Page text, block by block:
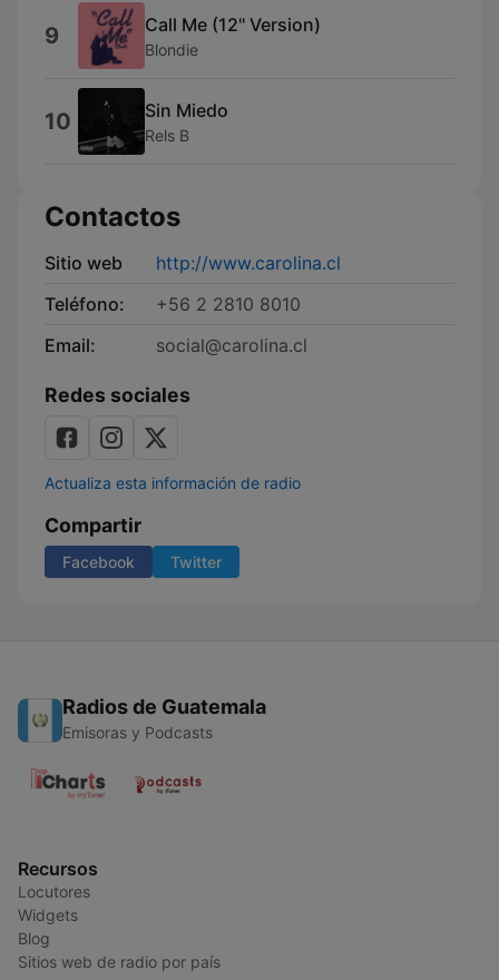
9 Call Me (12'' Version)
Blondie
10 Sin Miedo
Rels B
Contactos
Sitio web
http://www.carolina.cl
Teléfono:
+56 2 2810 8010
Email:
social@carolina.cl
Redes sociales
Actualiza esta información de radio
Compartir
Facebook Twitter
Radios de Guatemala
Emisoras y Podcasts
Recursos
Locutores
Widgets
Blog
Sitios web de radio por país